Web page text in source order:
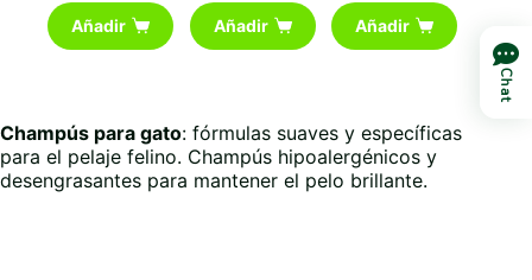
Añadir Añadir Añadir
Champús para gato: fórmulas suaves y específicas
para el pelaje felino. Champús hipoalergénicos y
desengrasantes para mantener el pelo brillante.
Chat